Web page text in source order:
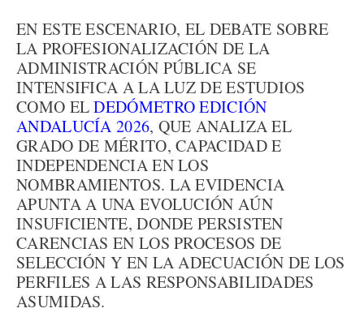
EN ESTE ESCENARIO, EL DEBATE SOBRE
LA PROFESIONALIZACIÓN DE LA
ADMINISTRACIÓN PÚBLICA SE
INTENSIFICA A LA LUZ DE ESTUDIOS
COMO ELDEDÓMETRO EDICIÓN
ANDALUCÍA 2026, QUE ANALIZA EL
GRADO DE MÉRITO, CAPACIDAD E
INDEPENDENCIA EN LOS
NOMBRAMIENTOS. LA EVIDENCIA
APUNTA A UNA EVOLUCIÓN AÚN
INSUFICIENTE, DONDE PERSISTEN
CARENCIAS EN LOS PROCESOS DE
SELECCIÓN Y EN LA ADECUACIÓN DE LOS
PERFILES A LAS RESPONSABILIDADES
ASUMIDAS.